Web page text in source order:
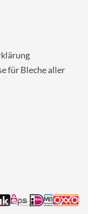
für Bleche aller